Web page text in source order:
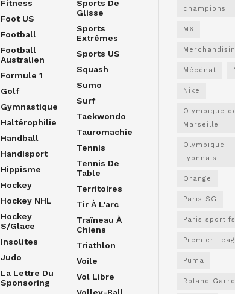
Fitness
Foot US
Football
Football
Australien
Formule 1
Golf
Gymnastique
Haltérophilie
Handball
Handisport
Hippisme
Hockey
Hockey NHL
Hockey
S/glace
Insolites
Judo
La Lettre Du
Sponsoring
Sports De
Glisse
Sports
Extrêmes
Sports US
Squash
Sumo
Surf
Taekwondo
Tauromachie
Tennis
Tennis De
Table
Territoires
Tir À L'arc
Traîneau À
Chiens
Triathlon
Voile
Vol Libre
champions
M6
Mécénat
Nike
Olympique
Marseille
Olympique
Lyonnais
Orange
Paris SG
Paris sportifs
Premier
Puma
Roland